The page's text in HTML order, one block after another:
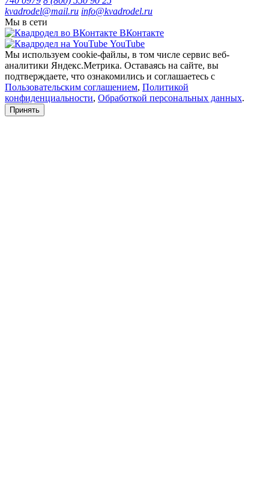
kvadrodel@mail.ru info@kvadrodel.ru
Мы в сети
ВКонтакте
YouTube
Мы используем cookie-файлы, в том числе сервис веб-
аналитики Яндекс.Метрика. Оставаясь на сайте, вы
подтверждаете, что ознакомились и соглашаетесь с
Пользовательским соглашением, Политикой
конфиденциальности, Обработкой персональных данных.
Принять